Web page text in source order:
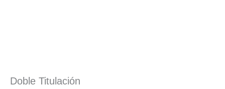
Doble Titulación